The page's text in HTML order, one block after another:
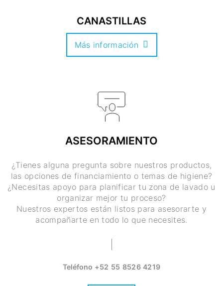
CANASTILLAS
Más información
ASESORAMIENTO
¿Tienes alguna pregunta sobre nuestros productos,
las opciones de financiamiento o temas de higiene?
¿Necesitas apoyo para planificar tu zona de lavado u
organizar mejor tu proceso?
Nuestros expertos están listos para asesorarte y
acompañarte en todo lo que necesites.
Teléfono +52 55 8526 4219